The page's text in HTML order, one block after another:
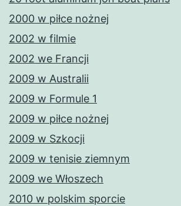
2000 w piłce nożnej
2002 w filmie
2002 we Francji
2009 w Australii
2009 w Formule 1
2009 w piłce nożnej
2009 w Szkocji
2009 w tenisie ziemnym
2009 we Włoszech
2010 w polskim sporcie